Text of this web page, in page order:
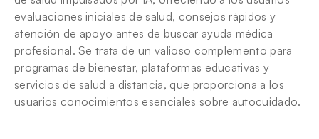
evaluaciones iniciales de salud, consejos rápidos y
atención de apoyo antes de buscar ayuda médica
profesional. Se trata de un valioso complemento para
programas de bienestar, plataformas educativas y
servicios de salud a distancia, que proporciona a los
usuarios conocimientos esenciales sobre autocuidado.